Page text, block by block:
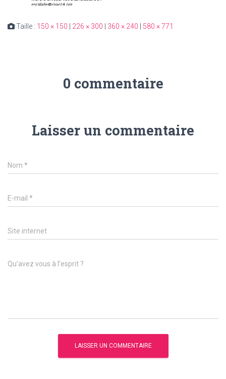
Taille : 150 × 150 226 × 300 360 × 240 580 × 771
0 commentaire
Laisser un commentaire
Nom *
E-mail *
Site internet
Qu’avez vous à l’esprit ?